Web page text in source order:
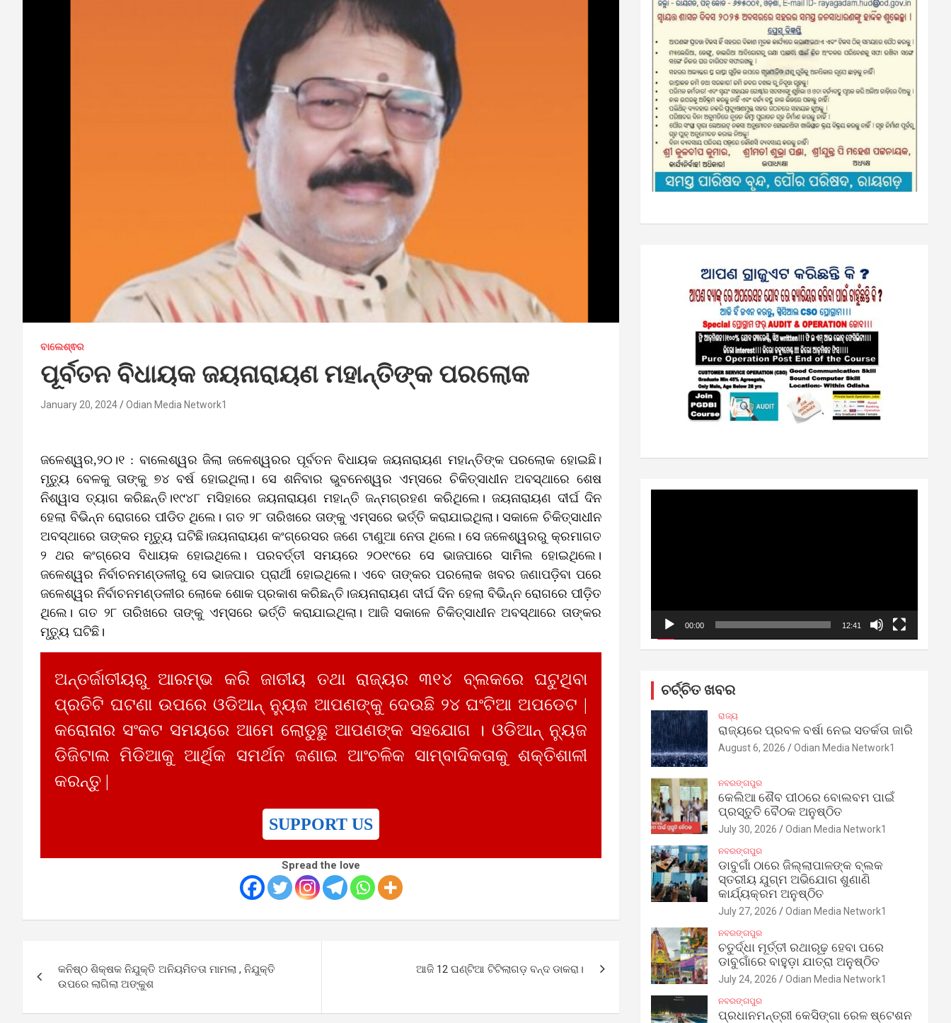
ବାଲେଶ୍ଵର
ପୂର୍ବତନ ବିଧାୟକ ଜୟନାରାୟଣ ମହାନ୍ତିଙ୍କ ପରଲୋକ
January 20, 2024 Odian Media Network1
ଜଳେଶ୍ୱର,୨୦।୧ : ବାଲେଶ୍ୱର ଜିଲା ଜଳେଶ୍ୱରର ପୂର୍ବତନ ବିଧାୟକ ଜୟନାରାୟଣ ମହାନ୍ତିଙ୍କ ପରଲୋକ ହୋଇଛି।
ମୃତ୍ୟୁ ବେଳକୁ ତାଙ୍କୁ ୭୪ ବର୍ଷ ହୋଇଥିଲା। ସେ ଶନିବାର ଭୁବନେଶ୍ୱର ଏମ୍ସରେ ଚିକିତ୍ସାଧୀନ ଅବସ୍ଥାରେ ଶେଷ
ନିଶ୍ୱାସ ତ୍ୟାଗ କରିଛନ୍ତି।୧୯୪୮ ମସିହାରେ ଜୟନାରାୟଣ ମହାନ୍ତି ଜନ୍ମଗ୍ରହଣ କରିଥିଲେ। ଜୟନାରାୟଣ ଦୀର୍ଘ ଦିନ
ହେଲା ବିଭିନ୍ନ ରୋଗରେ ପୀଡିତ ଥିଲେ। ଗତ ୨୮ ତାରିଖରେ ତାଙ୍କୁ ଏମ୍ସରେ ଭର୍ତ୍ତି କରାଯାଇଥିଲା। ସକାଳେ ଚିକିତ୍ସାଧୀନ
ଅବସ୍ଥାରେ ତାଙ୍କର ମୃତ୍ୟୁ ଘଟିଛି।ଜୟନାରାୟଣ କଂଗ୍ରେସର ଜଣେ ଟାଣୁଆ ନେତା ଥିଲେ। ସେ ଜଳେଶ୍ୱରରୁ କ୍ରମାଗତ
୨ ଥର କଂଗ୍ରେସ ବିଧାୟକ ହୋଇଥିଲେ। ପରବର୍ତ୍ତୀ ସମୟରେ ୨୦୧୯ରେ ସେ ଭାଜପାରେ ସାମିଲ ହୋଇଥିଲେ।
ଜଳେଶ୍ୱର ନିର୍ବାଚନମଣ୍ଡଳୀରୁ ସେ ଭାଜପାର ପ୍ରାର୍ଥୀ ହୋଇଥିଲେ। ଏବେ ତାଙ୍କର ପରଲୋକ ଖବର ଜଣାପଡ଼ିବା ପରେ
ଜଳେଶ୍ୱର ନିର୍ବାଚନମଣ୍ଡଳୀର ଲୋକେ ଶୋକ ପ୍ରକାଶ କରିଛନ୍ତି।ଜୟନାରାୟଣ ଦୀର୍ଘ ଦିନ ହେଲା ବିଭିନ୍ନ ରୋଗରେ ପୀଡ଼ିତ
ଥିଲେ। ଗତ ୨୮ ତାରିଖରେ ତାଙ୍କୁ ଏମ୍ସରେ ଭର୍ତ୍ତି କରାଯାଇଥିଲା। ଆଜି ସକାଳେ ଚିକିତ୍ସାଧୀନ ଅବସ୍ଥାରେ ତାଙ୍କର
ମୃତ୍ୟୁ ଘଟିଛି।
ଅନ୍ତର୍ଜାତୀୟରୁ ଆରମ୍ଭ କରି ଜାତୀୟ ତଥା ରାଜ୍ୟର ୩୧୪ ବ୍ଲକରେ ଘଟୁଥିବା
ପ୍ରତିଟି ଘଟଣା ଉପରେ ଓଡିଆନ୍ ନ୍ୟୁଜ ଆପଣଙ୍କୁ ଦେଉଛି ୨୪ ଘଂଟିଆ ଅପଡେଟ |
କରୋନାର ସଂକଟ ସମୟରେ ଆମେ ଲୋଡୁଛୁ ଆପଣଙ୍କ ସହଯୋଗ । ଓଡିଆନ୍ ନ୍ୟୁଜ
ଡିଜିଟାଲ ମିଡିଆକୁ ଆର୍ଥିକ ସମର୍ଥନ ଜଣାଇ ଆଂଚଳିକ ସାମ୍ବାଦିକତାକୁ ଶକ୍ତିଶାଳୀ
କରନ୍ତୁ |
SUPPORT US
Spread the love
navigation
କନିଷ୍ଠ ଶିକ୍ଷକ ନିଯୁକ୍ତି ଅନିୟମିତତା ମାମଲା , ନିଯୁକ୍ତି
ଉପରେ ଲାଗିଲା ଅଙ୍କୁଶ
ଆଜି 12 ଘଣ୍ଟିଆ ଟିଟିଲାଗଡ଼ ବନ୍ଦ ଡାକରା।
00:00 12:41
ଚର୍ଚ୍ଚିତ ଖବର
ରାଜ୍ୟ
ରାଜ୍ୟରେ ପ୍ରବଳ ବର୍ଷା ନେଇ ସତର୍କତା ଜାରି
August 6, 2026 Odian Media Network1
ନବରଙ୍ଗପୁର
କେଲିଆ ଶୈବ ପୀଠରେ ବୋଲବମ ପାଇଁ
ପ୍ରସ୍ତୁତି ବୈଠକ ଅନୁଷ୍ଠିତ
July 30, 2026 Odian Media Network1
ନବରଙ୍ଗପୁର
ଡାବୁଗାଁ ଠାରେ ଜିଲ୍ଲାପାଳଙ୍କ ବ୍ଲକ
ସ୍ତରୀୟ ଯୁଗ୍ମ ଅଭିଯୋଗ ଶୁଣାଣି
କାର୍ଯ୍ୟକ୍ରମ ଅନୁଷ୍ଠିତ
July 27, 2026 Odian Media Network1
ନବରଙ୍ଗପୁର
ଚତୁର୍ଦ୍ଧା ମୂର୍ତ୍ତୀ ରଥାରୂଢ଼ ହେବା ପରେ
ଡାବୁଗାଁରେ ବାହୁଡ଼ା ଯାତ୍ରା ଅନୁଷ୍ଠିତ
July 24, 2026 Odian Media Network1
ନବରଙ୍ଗପୁର
ପ୍ରଧାନମନ୍ତ୍ରୀ କେସିଙ୍ଗା ରେଳ ଷ୍ଟେଶନ